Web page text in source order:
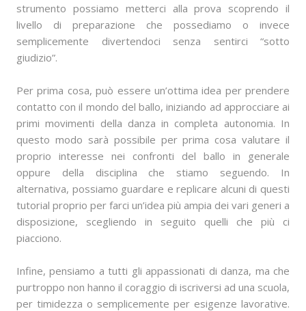
strumento possiamo metterci alla prova scoprendo il
livello di preparazione che possediamo o invece
semplicemente divertendoci senza sentirci “sotto
giudizio”.
Per prima cosa, può essere un’ottima idea per prendere
contatto con il mondo del ballo, iniziando ad approcciare ai
primi movimenti della danza in completa autonomia. In
questo modo sarà possibile per prima cosa valutare il
proprio interesse nei confronti del ballo in generale
oppure della disciplina che stiamo seguendo. In
alternativa, possiamo guardare e replicare alcuni di questi
tutorial proprio per farci un’idea più ampia dei vari generi a
disposizione, scegliendo in seguito quelli che più ci
piacciono.
Infine, pensiamo a tutti gli appassionati di danza, ma che
purtroppo non hanno il coraggio di iscriversi ad una scuola,
per timidezza o semplicemente per esigenze lavorative.